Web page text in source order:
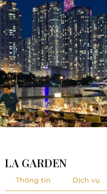
LA GARDEN
Thông tin Dịch vụ